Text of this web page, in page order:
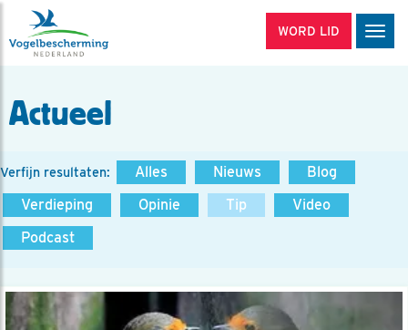
WORD LID
Actueel
Verfijn resultaten: Alles Nieuws
Blog
Verdieping
Opinie Tip
Video
Podcast